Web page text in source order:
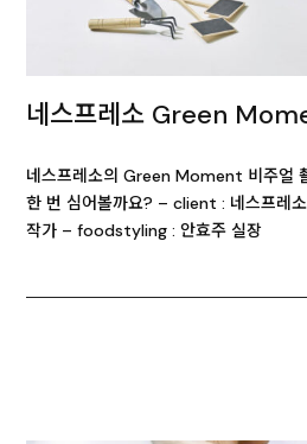
네스프레소 Green
네스프레소의 Green Moment 비주얼
한 번 심어볼까요? – client : 네스프레
작가 – foodstyling : 안효주 실장